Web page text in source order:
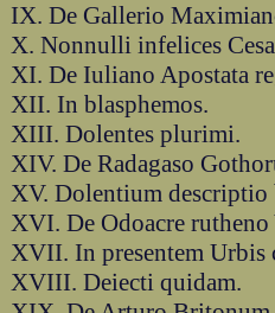
IX. De Gallerio
X. Nonnulli infelices
XI. De Iuliano Apostata
XII. In blasphemos.
XIII. Dolentes plurimi.
XIV. De Radagaso
XV. Dolentium descriptio
XVI. De Odoacre
XVII. In presentem Urbis
XVIII. Deiecti quidam.